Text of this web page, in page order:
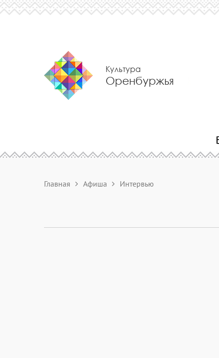
Культура
Оренбуржья
Главная Афиша Интервью